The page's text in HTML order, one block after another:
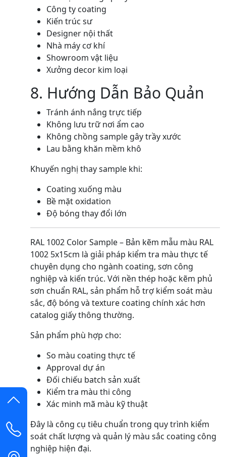
Công ty coating
Kiến trúc sư
Designer nội thất
Nhà máy cơ khí
Showroom vật liệu
Xưởng decor kim loại
8. Hướng Dẫn Bảo Quản
Tránh ánh nắng trực tiếp
Không lưu trữ nơi ẩm cao
Không chồng sample gây trầy xước
Lau bằng khăn mềm khô
Khuyến nghị thay sample khi:
Coating xuống màu
Bề mặt oxidation
Độ bóng thay đổi lớn
RAL 1002 Color Sample – Bản kẽm mẫu màu RAL
1002 5x15cm là giải pháp kiểm tra màu thực tế
chuyên dụng cho ngành coating, sơn công
nghiệp và kiến trúc. Với nền thép hoặc kẽm phủ
sơn chuẩn RAL, sản phẩm hỗ trợ kiểm soát màu
sắc, độ bóng và texture coating chính xác hơn
catalog giấy thông thường.
Sản phẩm phù hợp cho:
So màu coating thực tế
Approval dự án
Đối chiếu batch sản xuất
Kiểm tra màu thi công
Xác minh mã màu kỹ thuật
Đây là công cụ tiêu chuẩn trong quy trình kiểm
soát chất lượng và quản lý màu sắc coating công
nghiệp hiện đại.